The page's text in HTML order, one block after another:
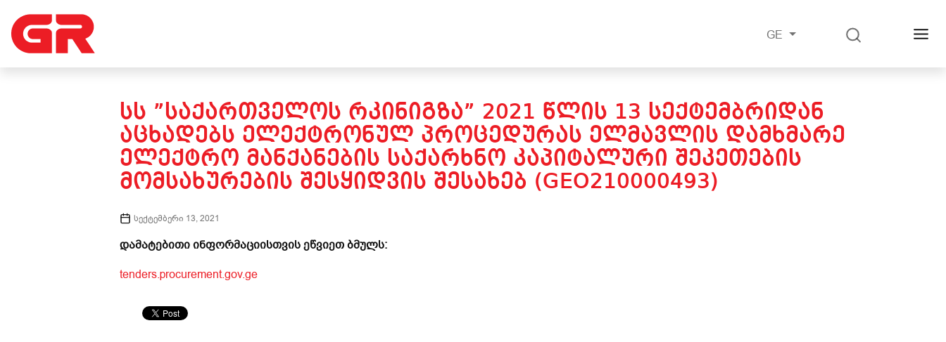
GE
ᲡᲡ ”ᲡᲐᲥᲐᲠᲗᲕᲔᲚᲝᲡ ᲠᲙᲘᲜᲘᲒᲖᲐ” 2021 ᲬᲚᲘᲡ 13 ᲡᲔᲥᲢᲔᲛᲑᲠᲘᲓᲐᲜ
ᲐᲪᲮᲐᲓᲔᲑᲡ ᲔᲚᲔᲥᲢᲠᲝᲜᲣᲚ ᲞᲠᲝᲪᲔᲓᲣᲠᲐᲡ ᲔᲚᲛᲐᲕᲚᲘᲡ ᲓᲐᲛᲮᲛᲐᲠᲔ
ᲔᲚᲔᲥᲢᲠᲝ ᲛᲐᲜᲥᲐᲜᲔᲑᲘᲡ ᲡᲐᲥᲐᲠᲮᲜᲝ ᲙᲐᲞᲘᲢᲐᲚᲣᲠᲘ ᲨᲔᲙᲔᲗᲔᲑᲘᲡ
ᲛᲝᲛᲡᲐᲮᲣᲠᲔᲑᲘᲡ ᲨᲔᲡᲧᲘᲓᲕᲘᲡ ᲨᲔᲡᲐᲮᲔᲑ (GEO210000493)
სექტემბერი 13, 2021
დამატებითი ინფორმაციისთვის ეწვიეთ ბმულს:
tenders.procurement.gov.ge